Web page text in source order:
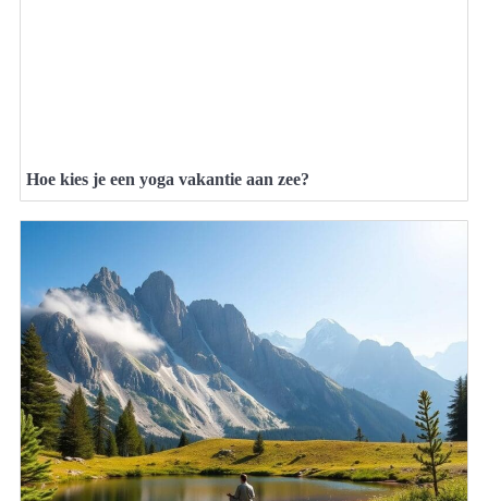
Hoe kies je een yoga vakantie aan zee?